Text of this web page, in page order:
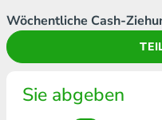
Wöchentliche Cash-
Sie abgeben